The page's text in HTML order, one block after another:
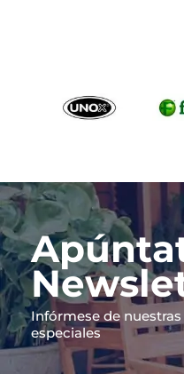
Infórmese de
especiales